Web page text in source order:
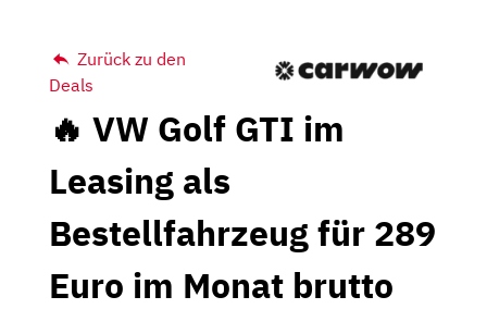
Zurück zu den
Deals
🔥 VW Golf GTI im
Leasing als
Bestellfahrzeug für 289
Euro im Monat brutto